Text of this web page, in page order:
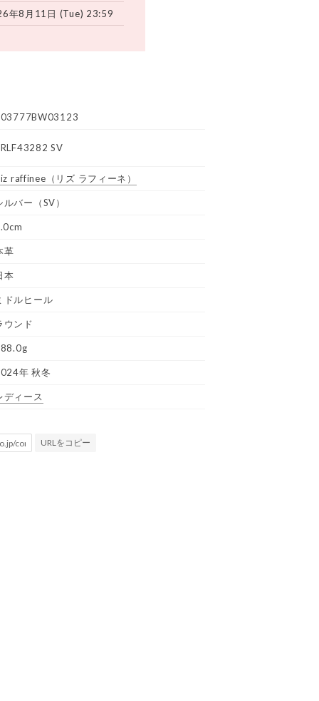
年8月11日 (Tue) 23:59
SV
raffinee （リズ ラフィーネ）
ルバー（SV）
革
本
ドルヒール
ウンド
年 秋冬
ディース
URLをコピー